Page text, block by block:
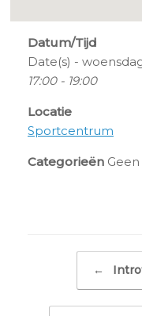
Datum/Tijd
Date(s) -
17:00 - 19:00
Locatie
Sportcentrum
Categorieën
←